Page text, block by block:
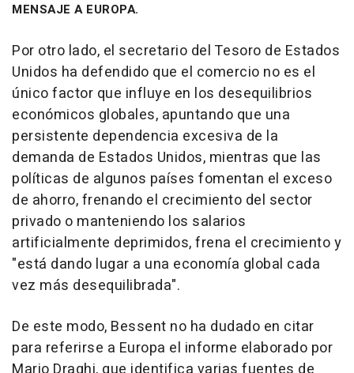
MENSAJE A EUROPA.
Por otro lado, el secretario del Tesoro de Estados
Unidos ha defendido que el comercio no es el
único factor que influye en los desequilibrios
económicos globales, apuntando que una
persistente dependencia excesiva de la
demanda de Estados Unidos, mientras que las
políticas de algunos países fomentan el exceso
de ahorro, frenando el crecimiento del sector
privado o manteniendo los salarios
artificialmente deprimidos, frena el crecimiento y
"está dando lugar a una economía global cada
vez más desequilibrada".
De este modo, Bessent no ha dudado en citar
para referirse a Europa el informe elaborado por